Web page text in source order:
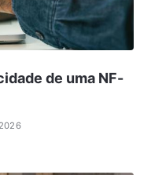
de uma NF-